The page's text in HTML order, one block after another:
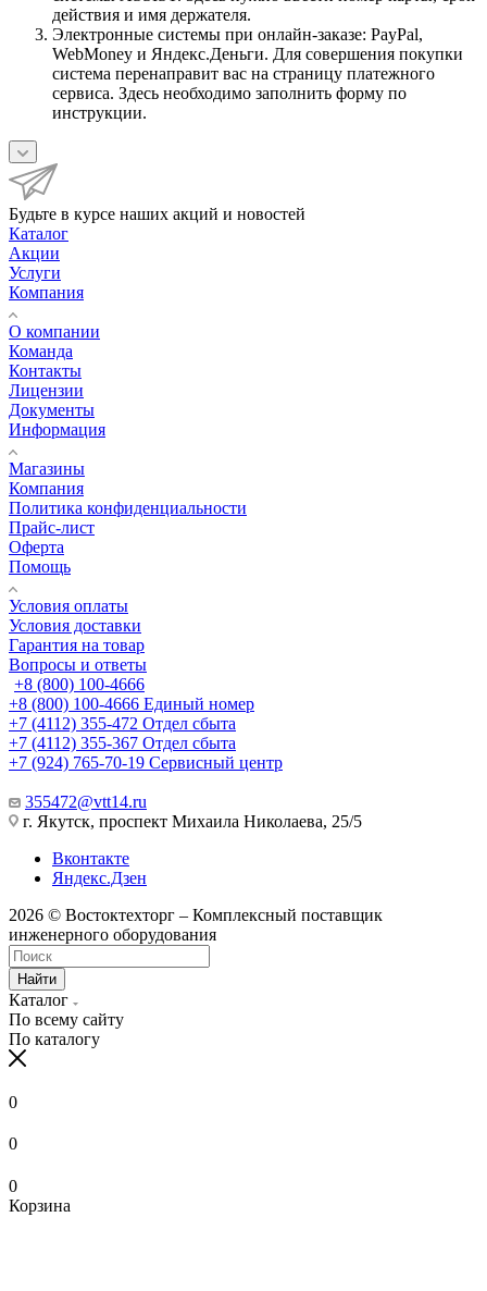
действия и имя держателя.
Электронные системы при онлайн-заказе: PayPal,
WebMoney и Яндекс.Деньги. Для совершения покупки
система перенаправит вас на страницу платежного
сервиса. Здесь необходимо заполнить форму по
инструкции.
Будьте в курсе наших акций и новостей
Каталог
Акции
Услуги
Компания
О компании
Команда
Контакты
Лицензии
Документы
Информация
Магазины
Компания
Политика конфиденциальности
Прайс-лист
Оферта
Помощь
Условия оплаты
Условия доставки
Гарантия на товар
Вопросы и ответы
+8 (800) 100-4666
+8 (800) 100-4666 Единый номер
+7 (4112) 355-472 Отдел сбыта
+7 (4112) 355-367 Отдел сбыта
+7 (924) 765-70-19 Сервисный центр
355472@vtt14.ru
г. Якутск, проспект Михаила Николаева, 25/5
Вконтакте
Яндекс.Дзен
2026 © Востоктехторг – Комплексный поставщик
инженерного оборудования
Найти
Каталог
По всему сайту
По каталогу
0
0
0
Корзина